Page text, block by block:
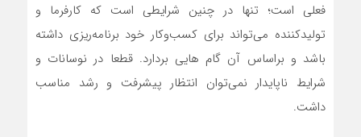
فعلی است؛ تنها در چنین شرایطی است که کارفرما و
تولیدکننده می‌تواند برای کسب‌وکار خود برنامه‌ریزی داشته
باشد و براساس آن گام هایی بردارد. قطعا در نوسانات و
شرایط ناپایدار نمی‌توان انتظار پیشرفت و رشد مناسب
داشت.